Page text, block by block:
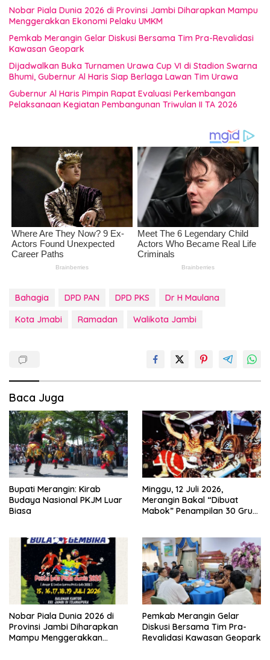
Nobar Piala Dunia 2026 di Provinsi Jambi Diharapkan Mampu
Menggerakkan Ekonomi Pelaku UMKM
Pemkab Merangin Gelar Diskusi Bersama Tim Pra-Revalidasi
Kawasan Geopark
Dijadwalkan Buka Turnamen Urawa Cup VI di Stadion Swarna
Bhumi, Gubernur Al Haris Siap Berlaga Lawan Tim Urawa
Gubernur Al Haris Pimpin Rapat Evaluasi Perkembangan
Pelaksanaan Kegiatan Pembangunan Triwulan II TA 2026
Bahagia DPD PAN DPD PKS
Dr H Maulana
Kota Jmabi
Ramadan Walikota Jambi
Baca Juga
Bupati Merangin: Kirab
Budaya Nasional PKJM Luar
Biasa
Minggu, 12 Juli 2026,
Merangin Bakal “Dibuat
Mabok” Penampilan 30 Grup
Nobar Piala Dunia 2026 di
Provinsi Jambi Diharapkan
Mampu Menggerakkan
Pemkab Merangin Gelar
Diskusi Bersama Tim Pra-
Revalidasi Kawasan Geopark